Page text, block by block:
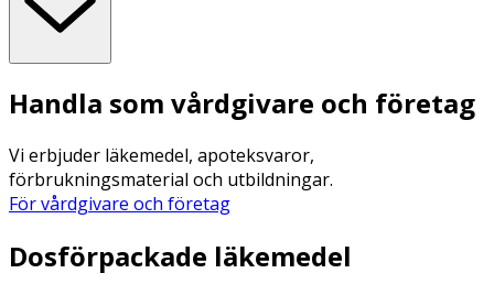
Handla som vårdgivare och företag
Vi erbjuder läkemedel, apoteksvaror,
förbrukningsmaterial och utbildningar.
För vårdgivare och företag
Dosförpackade läkemedel